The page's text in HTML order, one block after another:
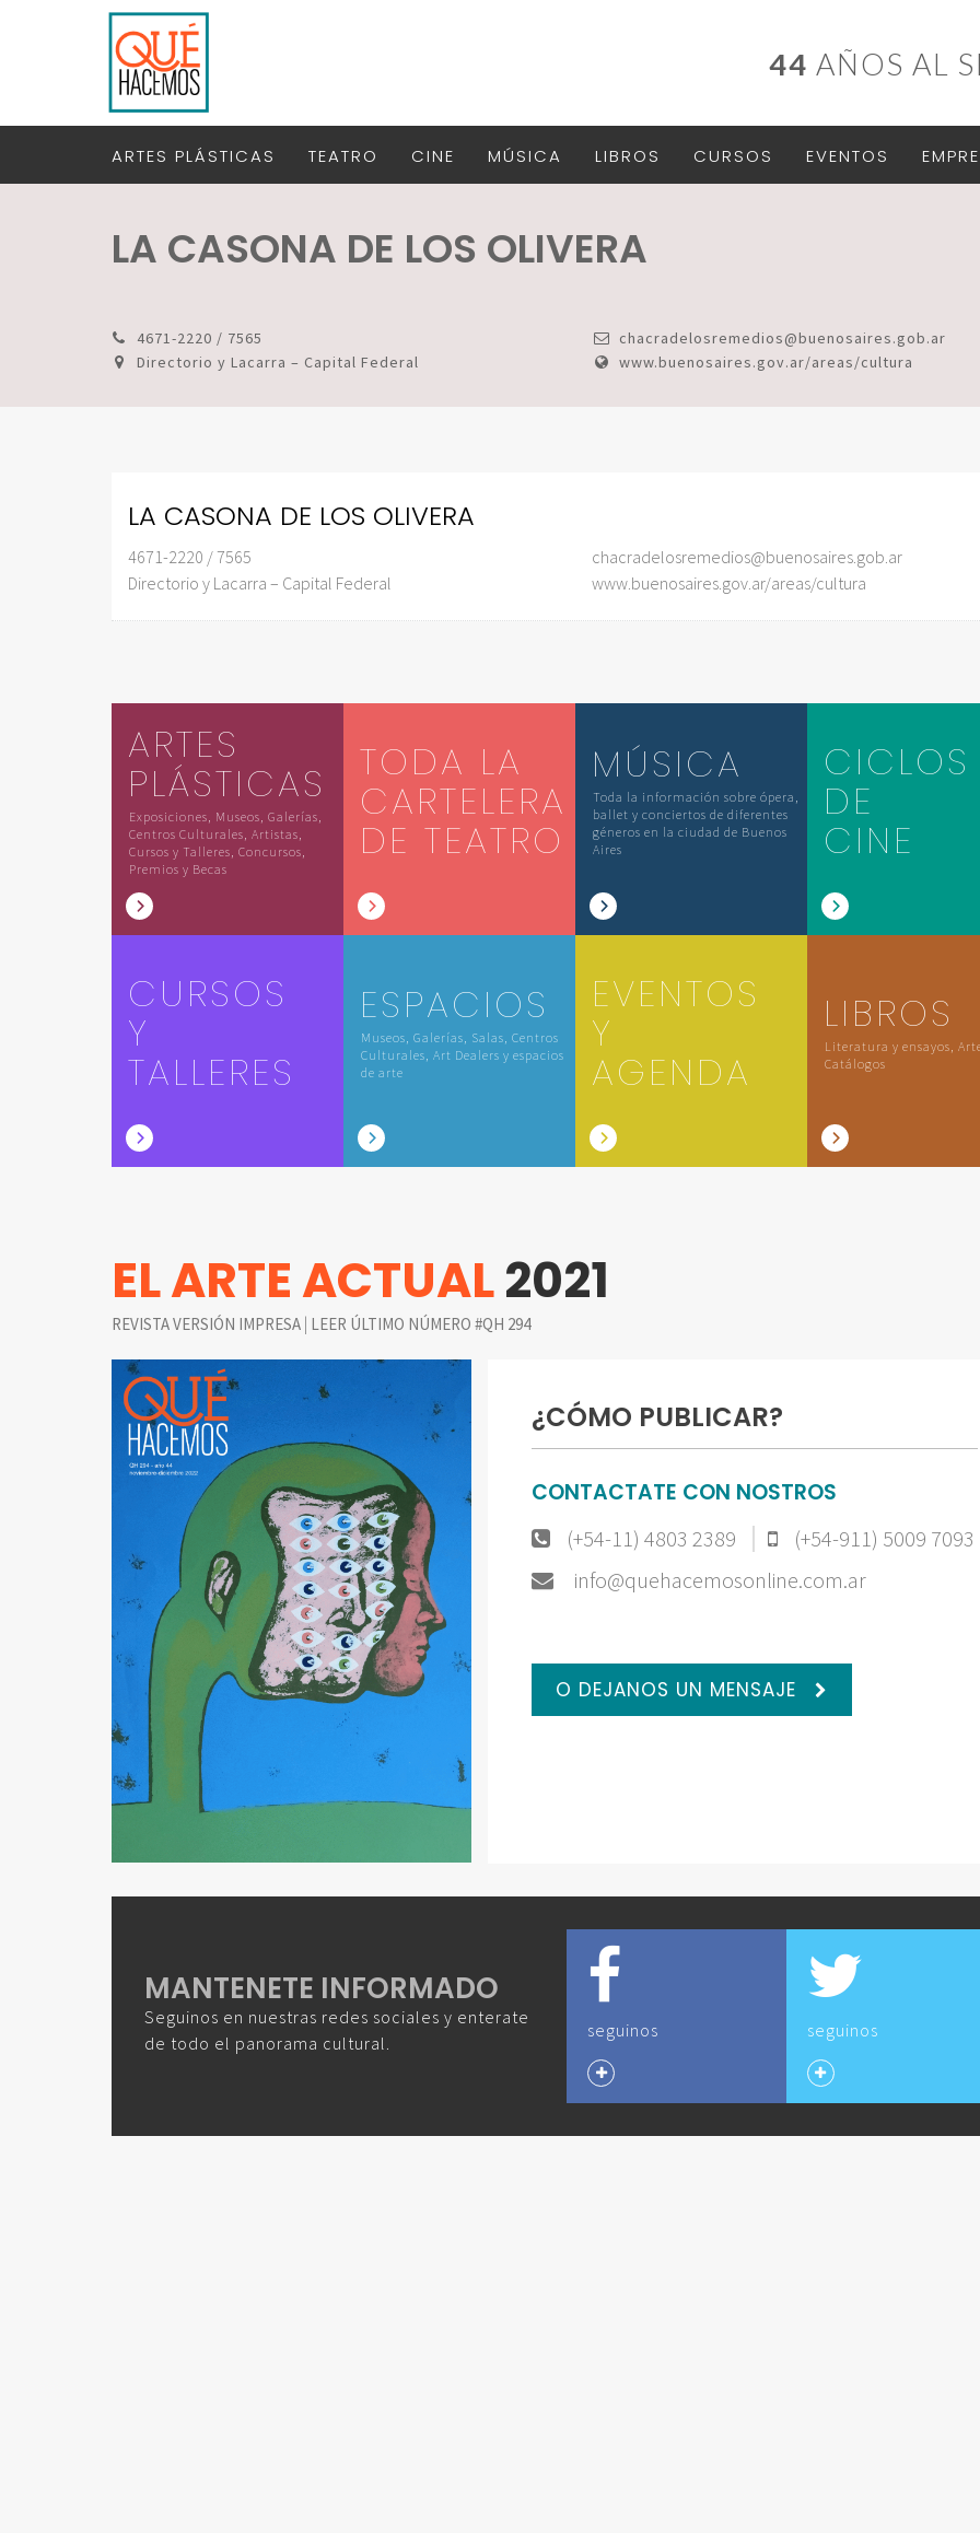
44 AÑOS AL
ARTES PLÁSTICAS TEATRO CINE MÚSICA LIBROS CURSOS EVENTOS
LA CASONA DE LOS OLIVERA
4671-2220 / 7565
chacradelosremedios@buenosaires.gob.ar
Directorio y Lacarra – Capital Federal
www.buenosaires.gov.ar/areas/cultura
LA CASONA DE LOS OLIVERA
4671-2220 / 7565
Directorio y Lacarra – Capital Federal
chacradelosremedios@buenosaires.gob.ar
www.buenosaires.gov.ar/areas/cultura
ARTES
PLÁSTICAS
Exposiciones, Museos, Galerías,
Centros Culturales, Artistas,
Cursos y Talleres, Concursos,
Premios y Becas
TODA LA
CARTELERA
DE TEATRO
MÚSICA
Toda la información sobre ópera,
ballet y conciertos de diferentes
géneros en la ciudad de Buenos
Aires
CICLOS
DE
CINE
CURSOS
Y
TALLERES
ESPACIOS
Museos, Galerías, Salas, Centros
Culturales, Art Dealers y espacios
de arte
EVENTOS
Y
AGENDA
LIBROS
Literatura y ensayos,
Catálogos
EL ARTE ACTUAL2021
REVISTA VERSIÓN IMPRESA | LEER ÚLTIMO NÚMERO #QH 294
¿CÓMO PUBLICAR?
CONTACTATE CON NOSTROS
(+54-11) 4803 2389
(+54-911) 5009 7093
info@quehacemosonline.com.ar
O DEJANOS UN MENSAJE
MANTENETE INFORMADO
Seguinos en nuestras redes sociales y enterate
de todo el panorama cultural.
seguinos seguinos